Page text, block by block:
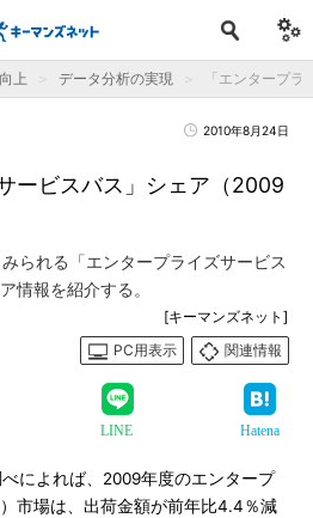
上 データ分析の実現 「エンタープ
2010年8月24日
ービスバス」シェア（2009
られる「エンタープライズサービス
情報を紹介する。
[キーマンズネット]
PC用表示
関連情報
LINE Hatena
によれば、2009年度のエンタープ
市場は、出荷金額が前年比4.4％減